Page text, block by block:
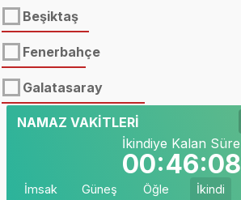
Beşiktaş
Fenerbahçe
Galatasaray
NAMAZ VAKİTLERİ
İkindiye Kalan Süre
00:46:06
İmsak Güneş Öğle İkindi